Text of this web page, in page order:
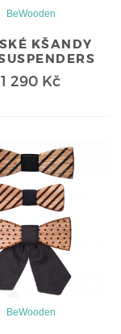
BeWooden
KŠANDY
1 290 Kč
BeWooden